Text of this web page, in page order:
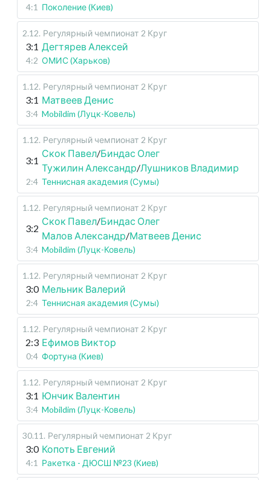
4:1 Поколение (Киев)
2.12. Регулярный чемпионат 2 Круг
3:1 Дегтярев Алексей
4:2 ОМИС (Харьков)
1.12. Регулярный чемпионат 2 Круг
3:1 Матвеев Денис
3:4 Mobildim (Луцк-Ковель)
1.12. Регулярный чемпионат 2 Круг
3:1
Скок Павел/Биндас Олег
Тужилин Александр/Лушников Владимир
2:4 Теннисная академия (Сумы)
1.12. Регулярный чемпионат 2 Круг
3:2
Скок Павел/Биндас Олег
Малов Александр/Матвеев Денис
3:4 Mobildim (Луцк-Ковель)
1.12. Регулярный чемпионат 2 Круг
3:0 Мельник Валерий
2:4 Теннисная академия (Сумы)
1.12. Регулярный чемпионат 2 Круг
2:3 Ефимов Виктор
0:4 Фортуна (Киев)
1.12. Регулярный чемпионат 2 Круг
3:1 Юнчик Валентин
3:4 Mobildim (Луцк-Ковель)
30.11 . Регулярный чемпионат 2 Круг
3:0 Копоть Евгений
4:1 Ракетка - ДЮСШ №23 (Киев)